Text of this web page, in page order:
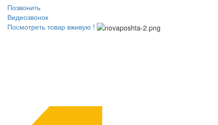
Позвонить
Видеозвонок
Посмотреть товар вживую !